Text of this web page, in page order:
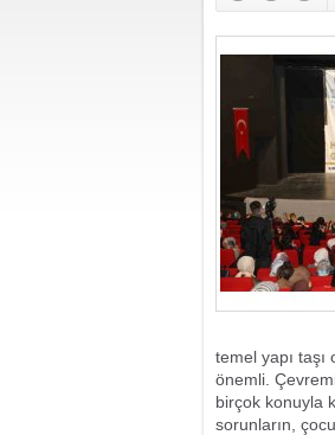
temel yapı
önemli.
birçok konuyla
sorunların,